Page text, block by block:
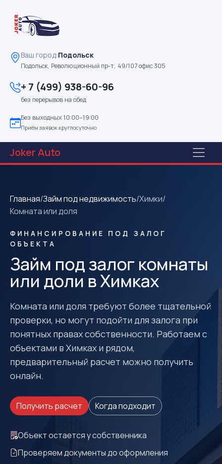
Ваш город:Подольск
Подольск, Революционный пр-т, 49/107 офис 305
+ 7 (499) 938-60-96
без перерывов на обед
Без выходных 10:00–19:00
Приём заявок круглосуточно
JokerAuto
Главная/Займ под недвижимость/Химки/
Комната или доля
ФИНАНСИРОВАНИЕ ПОД ЗАЛОГ
ОБЪЕКТА
Займ под залог комнаты
или доли в Химках
Комната или доля требуют более тщательной
проверки, но могут подойти для залога при
понятных правах собственности. Работаем с
объектами в Химках и рядом,
предварительный расчет можно получить
онлайн.
Получить расчет Когда подходит
Объект остается у собственника
Проверяем документы до оформления